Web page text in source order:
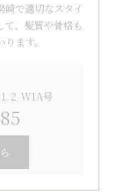
で適切なスタイ
て、髪質や骨格も
ます。
２ W1A号